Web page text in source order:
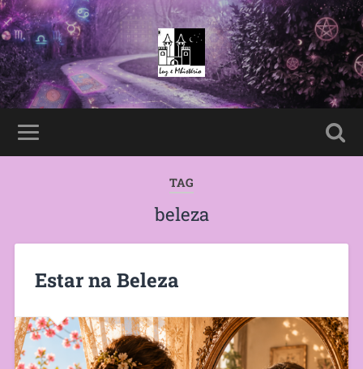
TAG
beleza
Estar na Beleza